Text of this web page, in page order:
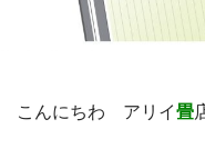
こんにちわ アリイ畳